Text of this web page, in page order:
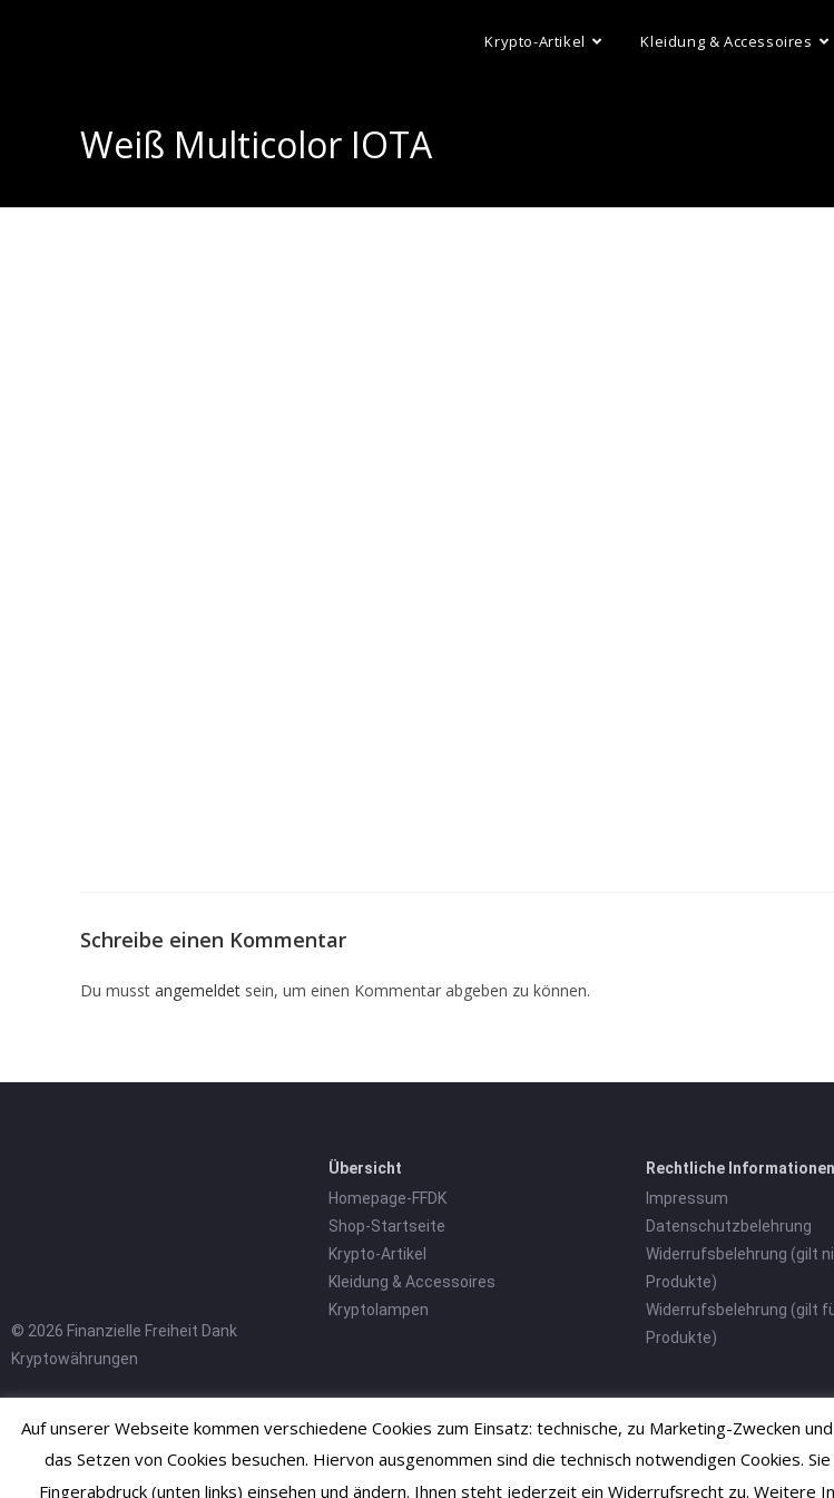
Krypto-Artikel Kleidung & Accessoires
Weiß Multicolor IOTA
Schreibe einen Kommentar
Du musst angemeldet sein, um einen Kommentar abgeben zu können.
© 2026 Finanzielle Freiheit Dank
Kryptowährungen
Übersicht
Homepage-FFDK
Shop-Startseite
Krypto-Artikel
Kleidung & Accessoires
Kryptolampen
Rechtliche Informationen
Impressum
Datenschutzbelehrung
Widerrufsbelehrung (gilt
Produkte)
Widerrufsbelehrung (gilt
Produkte)
Auf unserer Webseite kommen verschiedene Cookies zum Einsatz: technische, zu Marketing-Zwecken
das Setzen von Cookies besuchen. Hiervon ausgenommen sind die technisch notwendigen Cookies.
Fingerabdruck (unten links) einsehen und ändern. Ihnen steht jederzeit ein Widerrufsrecht zu.